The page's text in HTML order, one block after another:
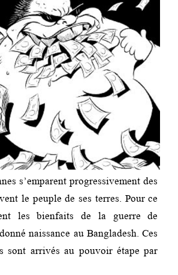
s’emparent progressivement des
le peuple de ses terres. Pour ce
les bienfaits de la guerre de
naissance au Bangladesh. Ces
sont arrivés au pouvoir étape par